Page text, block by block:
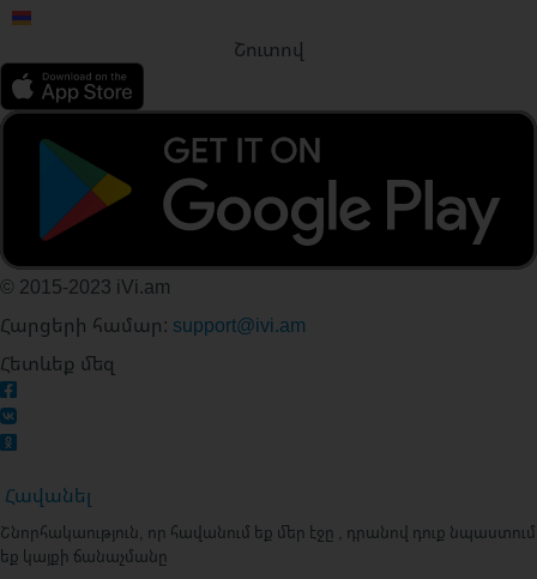
Շուտով
© 2015-2023 iVi.am
Հարցերի համար: support@ivi.am
Հետևեք մեզ
Հավանել
Շնորհակաություն, որ հավանում եք մեր էջը , դրանով դուք նպաստում
եք կայքի ճանաչմանը